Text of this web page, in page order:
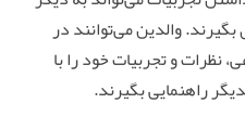
والدین می‌توانند در
نظرات و تجربیات خود را با
راهنمایی بگیرند.